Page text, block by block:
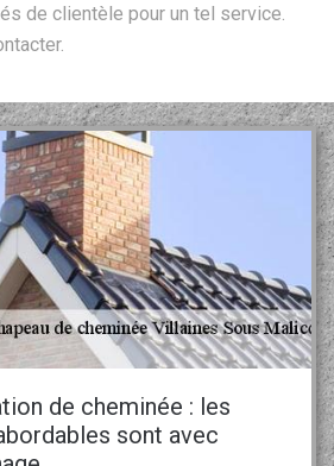
de clientèle pour un tel service.
de cheminée : les
sont avec